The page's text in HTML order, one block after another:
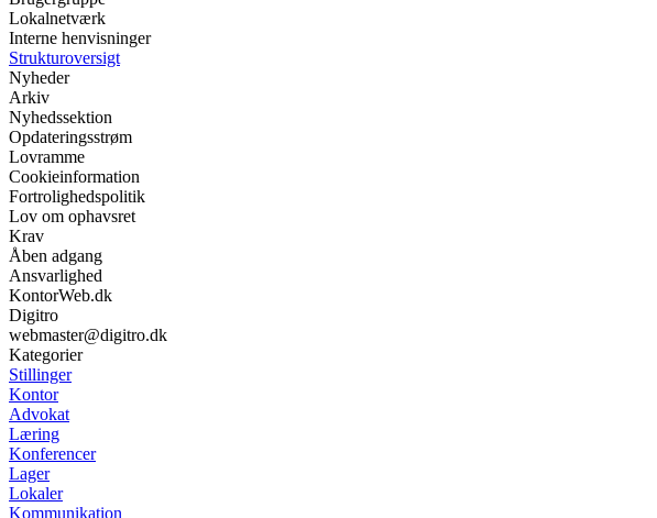
Lokalnetværk
Interne henvisninger
Strukturoversigt
Nyheder
Arkiv
Nyhedssektion
Opdateringsstrøm
Lovramme
Cookieinformation
Fortrolighedspolitik
Lov om ophavsret
Krav
Åben adgang
Ansvarlighed
KontorWeb.dk
Digitro
webmaster@digitro.dk
Kategorier
Stillinger
Kontor
Advokat
Læring
Konferencer
Lager
Lokaler
Kommunikation